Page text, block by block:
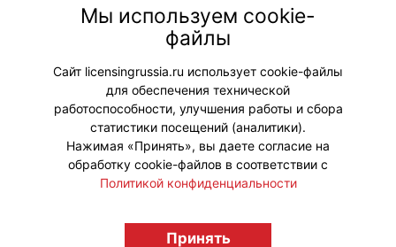
рассказывает Яна Долинина,
директор по PR и маркетингу
юридической компании «Медиа-
НН».
#Интервью #ЮридическиеВопросы
licensingrussia.ru, 2009-2026 12+
Мы используем cookie-
файлы
Сайт licensingrussia.ru использует cookie-файлы
для обеспечения технической
работоспособности, улучшения работы и сбора
статистики посещений (аналитики).
Нажимая «Принять», вы даете согласие на
обработку cookie-файлов в соответствии с
Политикой конфиденциальности
Принять